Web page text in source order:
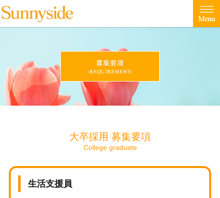
大卒採用 募集要項
College graduate
生活支援員